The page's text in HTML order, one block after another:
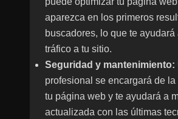
aparezca en los primeros
buscadores, lo que te ayudará
tráfico a tu sitio.
Seguridad y mantenimiento:
profesional se encargará de
tu página web y te ayudará a
actualizada con las últimas